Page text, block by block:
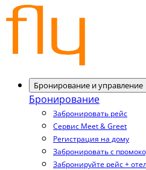
Бронирование и управление
Бронирование
Забронировать рейс
Сервис Meet & Greet
Регистрация на дому
Забронировать с
Забронируйте рейс +